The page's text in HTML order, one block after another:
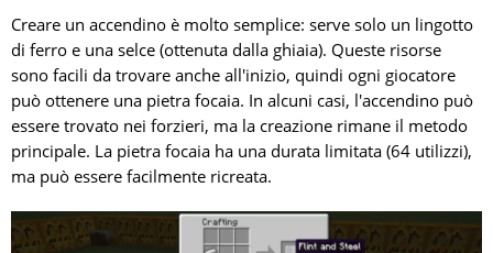
Creare un accendino è molto semplice: serve solo un lingotto
di ferro e una selce (ottenuta dalla ghiaia). Queste risorse
sono facili da trovare anche all'inizio, quindi ogni giocatore
può ottenere una pietra focaia. In alcuni casi, l'accendino può
essere trovato nei forzieri, ma la creazione rimane il metodo
principale. La pietra focaia ha una durata limitata (64 utilizzi),
ma può essere facilmente ricreata.